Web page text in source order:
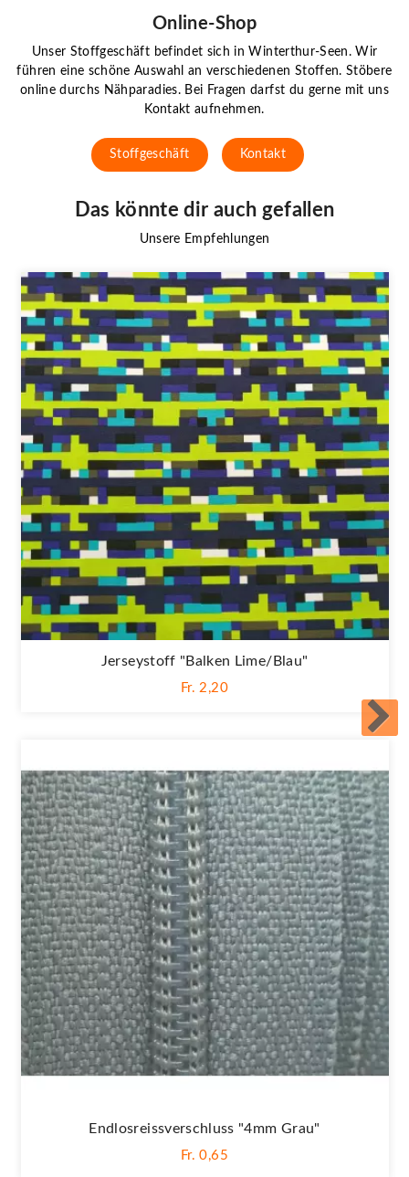
Online-Shop
Unser Stoffgeschäft befindet sich in Winterthur-Seen. Wir
führen eine schöne Auswahl an verschiedenen Stoffen. Stöbere
online durchs Nähparadies. Bei Fragen darfst du gerne mit uns
Kontakt aufnehmen.
Stoffgeschäft Kontakt
Das könnte dir auch gefallen
Unsere Empfehlungen
Jerseystoff "Balken Lime/blau"
Fr. 2,20
Endlosreissverschluss "4mm Grau"
Fr. 0,65